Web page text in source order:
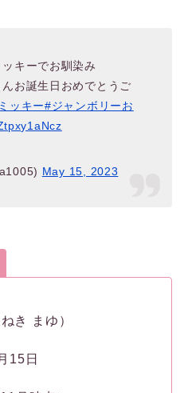
キーでお馴染み
お誕生日おめでとうご
ッキー#ジャンボリーお
May 15, 2023
き まゆ）
15日